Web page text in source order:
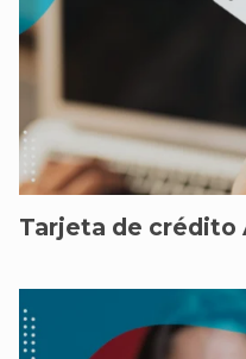
Tarjeta de crédito